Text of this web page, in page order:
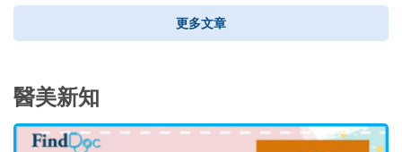
更多文章
醫美新知